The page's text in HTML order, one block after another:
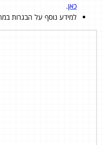
כאן.
למידע נוסף על הבגרות